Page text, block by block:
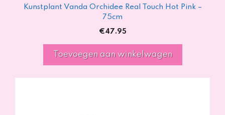
Kunstplant Vanda Orchidee Real Touch Hot Pink –
75cm
€47.95
Toevoegen aan winkelwagen